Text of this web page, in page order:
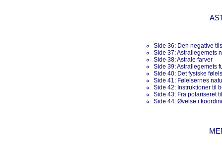
Side 36: Den negative
Side 37: Astrallegemets
Side 38: Astrale farver
Side 39: Astrallegemets
Side 40: Det fysiske
Side 41: Følelsernes
Side 42: Instruktioner til
Side 43: Fra polariseret
Side 44: Øvelse i